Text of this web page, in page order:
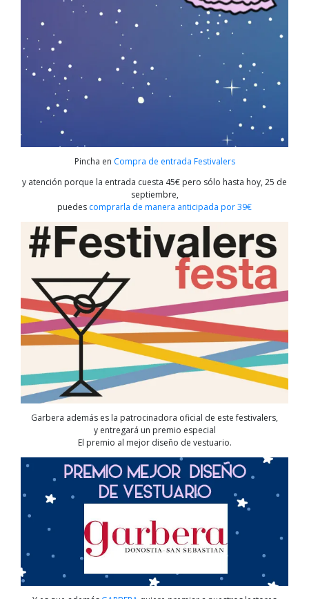
Pincha en Compra de entrada Festivalers
y atención porque la entrada cuesta 45€ pero sólo hasta hoy, 25 de
septiembre,
puedes comprarla de manera anticipada por 39€
Garbera además es la patrocinadora oficial de este festivalers,
y entregará un premio especial
El premio al mejor diseño de vestuario.